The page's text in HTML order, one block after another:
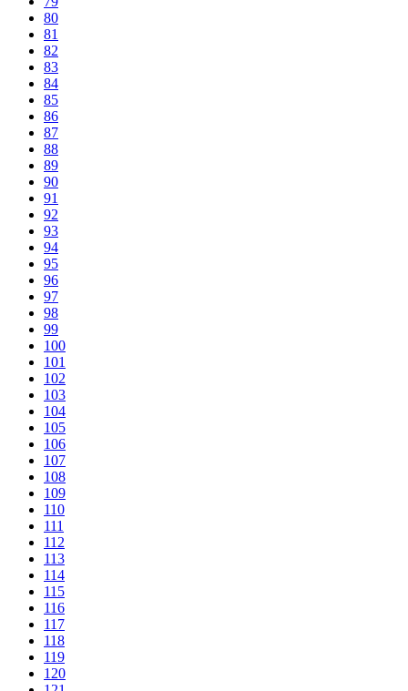
80
81
82
83
84
85
86
87
88
89
90
91
92
93
94
95
96
97
98
99
100
101
102
103
104
105
106
107
108
109
110
111
112
113
114
115
116
117
118
119
120